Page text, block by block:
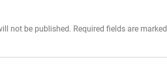
not be published. Required fields are marked